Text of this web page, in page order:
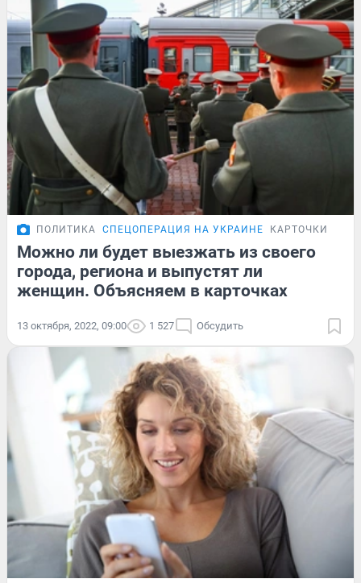
ПОЛИТИКА СПЕЦОПЕРАЦИЯ НА УКРАИНЕ КАРТОЧКИ
Можно ли будет выезжать из своего
города, региона и выпустят ли
женщин. Объясняем в карточках
13 октября, 2022, 09:00 1 527 Обсудить